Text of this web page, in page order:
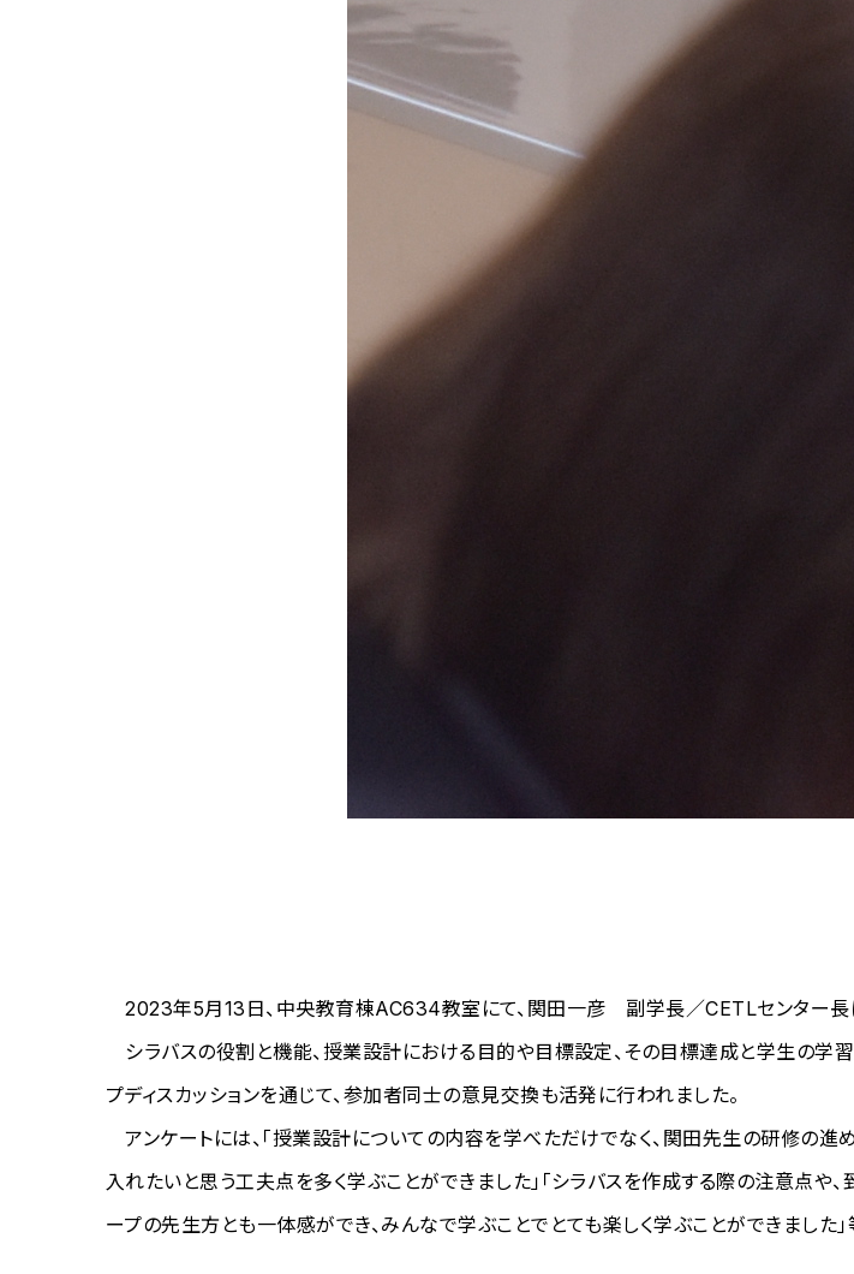
2023年5月13日、中央教育棟AC634教室にて、関田一彦 副学長／CETLセンター長に
シラバスの役割と機能、授業設計における目的や目標設定、その目標達成と学生の学
プディスカッションを通じて、参加者同士の意見交換も活発に行われました。
アンケートには、「授業設計についての内容を学べただけでなく、関田先生の研修の進
入れたいと思う工夫点を多く学ぶことができました」「シラバスを作成する際の注意点や
ープの先生方とも一体感ができ、みんなで学ぶことでとても楽しく学ぶことができました